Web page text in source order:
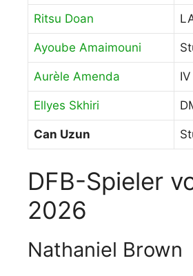
Ritsu Doan
Ayoube Amaimouni
Aurèle Amenda IV
Ellyes Skhiri
Can Uzun
DFB-Spieler
2026
Nathaniel Brown